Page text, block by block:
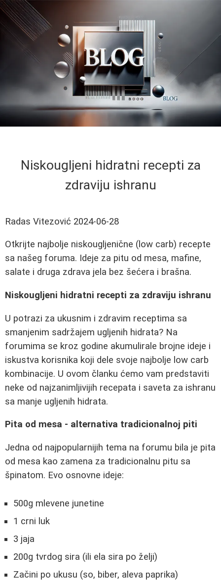
Niskougljeni hidratni recepti za
zdraviju ishranu
Radas Vitezović 2024-06-28
Otkrijte najbolje niskougljenične (low carb) recepte
sa našeg foruma. Ideje za pitu od mesa, mafine,
salate i druga zdrava jela bez šećera i brašna.
Niskougljeni hidratni recepti za zdraviju ishranu
U potrazi za ukusnim i zdravim receptima sa
smanjenim sadržajem ugljenih hidrata? Na
forumima se kroz godine akumulirale brojne ideje i
iskustva korisnika koji dele svoje najbolje low carb
kombinacije. U ovom članku ćemo vam predstaviti
neke od najzanimljivijih recepata i saveta za ishranu
sa manje ugljenih hidrata.
Pita od mesa - alternativa tradicionalnoj piti
Jedna od najpopularnijih tema na forumu bila je pita
od mesa kao zamena za tradicionalnu pitu sa
špinatom. Evo osnovne ideje:
500g mlevene junetine
1 crni luk
3 jaja
200g tvrdog sira (ili ela sira po želji)
Začini po ukusu (so, biber, aleva paprika)